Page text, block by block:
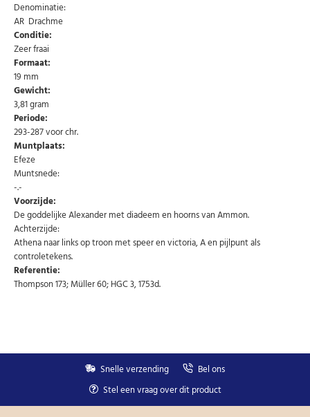
Denominatie:
AR Drachme
Conditie:
Zeer fraai
Formaat:
19 mm
Gewicht:
3,81 gram
Periode:
293-287 voor chr.
Muntplaats:
Efeze
Muntsnede:
-.-
Voorzijde:
De goddelijke Alexander met diadeem en hoorns van Ammon.
Achterzijde:
Athena naar links op troon met speer en victoria, A en pijlpunt als
controletekens.
Referentie:
Thompson 173; Müller 60; HGC 3, 1753d.
Snelle verzending
Bel ons
Stel een vraag over dit product